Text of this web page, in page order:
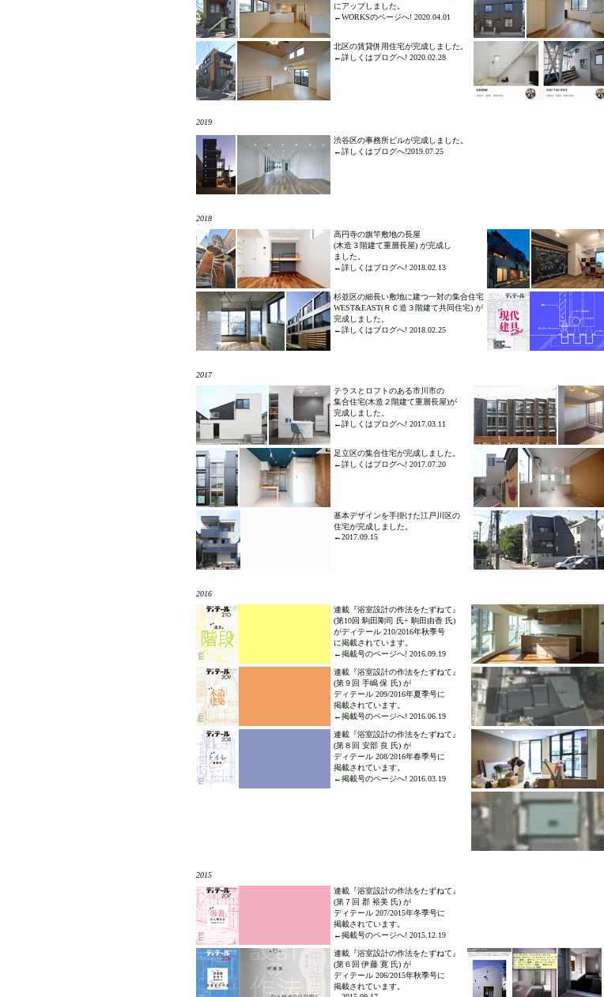
にアップしました。
←WORKSのページへ! 2020.04.01
北区の賃貸併用住宅が完成しました。
←詳しくはブログへ! 2020.02.28
2019
渋谷区の事務所ビルが完成しました。
←詳しくはブログへ!2019.07.25
2018
高円寺の旗竿敷地の長屋
(木造３階建て重層長屋) が完成し
ました。
←詳しくはブログへ! 2018.02.13
杉並区の細長い敷地に建つ一対の集合住宅
WEST&EAST(ＲＣ造３階建て共同住宅) が
完成しました。
←詳しくはブログへ! 2018.02.25
2017
テラスとロフトのある市川市の
集合住宅(木造２階建て重層長屋)が
完成しました。
←詳しくはブログへ! 2017.03.11
足立区の集合住宅が完成しました。
←詳しくはブログへ! 2017.07.20
基本デザインを手掛けた江戸川区の
住宅が完成しました。
←2017.09.15
2016
連載『浴室設計の作法をたずねて』
(第10回 駒田剛司 氏+ 駒田由香 氏)
がディテール 210/2016年秋季号
に掲載されています。
←掲載号のページへ! 2016.09.19
連載『浴室設計の作法をたずねて』
(第９回 手嶋 保 氏) が
ディテール 209/2016年夏季号に
掲載されています。
←掲載号のページへ! 2016.06.19
連載『浴室設計の作法をたずねて』
(第８回 安部 良 氏) が
ディテール 208/2016年春季号に
掲載されています。
←掲載号のページへ! 2016.03.19
2015
連載『浴室設計の作法をたずねて』
(第７回 郡 裕美 氏) が
ディテール 207/2015年冬季号に
掲載されています。
←掲載号のページへ! 2015.12.19
連載『浴室設計の作法をたずねて』
(第６回 伊藤 寛 氏) が
ディテール 206/2015年秋季号に
掲載されています。